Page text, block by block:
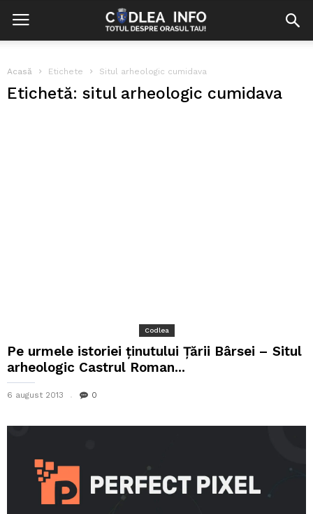
Acasă Etichete Situl arheologic cumidava
Etichetă: situl arheologic cumidava
Codlea
Pe urmele istoriei ținutului Țării Bârsei – Situl
arheologic Castrul Roman...
6 august 2013 0